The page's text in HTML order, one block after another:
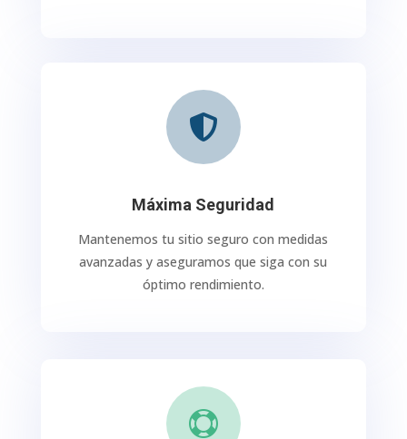

Máxima Seguridad
Mantenemos tu sitio seguro con medidas
avanzadas y aseguramos que siga con su
óptimo rendimiento.
